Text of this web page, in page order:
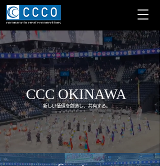
CCC OKINAWA
​新しい価値を創造し、共有する。